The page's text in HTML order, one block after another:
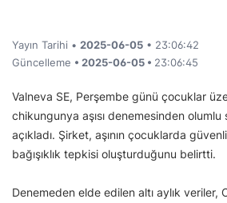
Yayın Tarihi • 2025-06-05 • 23:06:42
Güncelleme • 2025-06-05 • 23:06:45
Valneva SE, Perşembe günü çocuklar
chikungunya aşısı denemesinden olumlu
açıkladı. Şirket, aşının çocuklarda
bağışıklık tepkisi oluşturduğunu belirtti.
Denemeden elde edilen altı aylık veriler,